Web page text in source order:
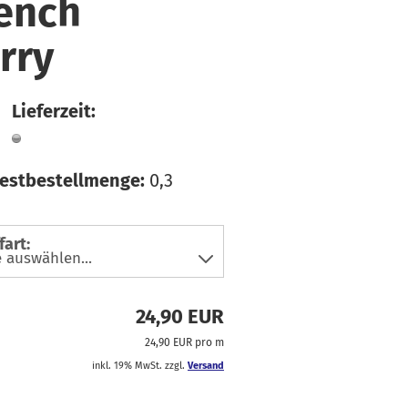
& Hosensoffe
& Bänder
Lieferzeit:
0,3
24,90 EUR
24,90 EUR pro m
inkl. 19% MwSt. zzgl. Versand